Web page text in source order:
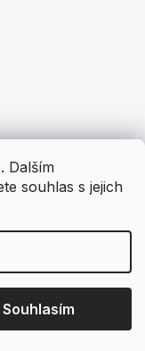
Dalším
souhlas s jejich
Souhlasím
korejská